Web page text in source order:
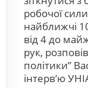
робочої
найближчі
від 4 до
рук,
політики”
інтервʼю